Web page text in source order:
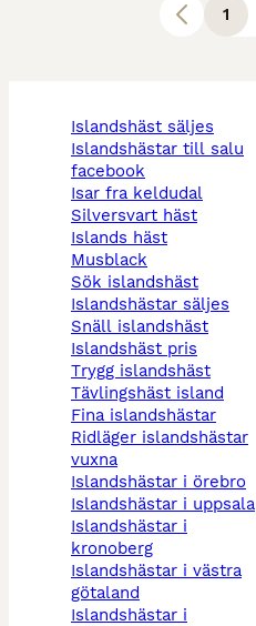
1
islandshäst säljes
islandshästar till salu
facebook
isar fra keldudal
silversvart häst
islands häst
musblack
sök islandshäst
islandshästar säljes
snäll islandshäst
islandshäst pris
trygg islandshäst
tävlingshäst island
fina islandshästar
ridläger islandshästar
vuxna
islandshästar i örebro
islandshästar i uppsala
islandshästar i
kronoberg
islandshästar i västra
götaland
islandshästar i